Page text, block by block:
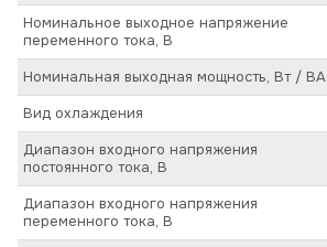
Номинальное выходное напряжение
переменного тока, В
Номинальная выходная мощность, Вт / ВА
Вид охлаждения
Диапазон входного напряжения
постоянного тока, В
Диапазон входного напряжения
переменного тока, В